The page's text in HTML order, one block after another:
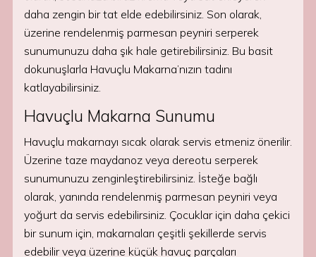
daha zengin bir tat elde edebilirsiniz. Son olarak,
üzerine rendelenmiş parmesan peyniri serperek
sunumunuzu daha şık hale getirebilirsiniz. Bu basit
dokunuşlarla Havuçlu Makarna’nızın tadını
katlayabilirsiniz.
Havuçlu Makarna Sunumu
Havuçlu makarnayı sıcak olarak servis etmeniz önerilir.
Üzerine taze maydanoz veya dereotu serperek
sunumunuzu zenginleştirebilirsiniz. İsteğe bağlı
olarak, yanında rendelenmiş parmesan peyniri veya
yoğurt da servis edebilirsiniz. Çocuklar için daha çekici
bir sunum için, makarnaları çeşitli şekillerde servis
edebilir veya üzerine küçük havuç parçaları